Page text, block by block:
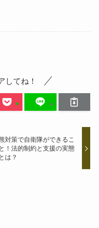
してね！
対策で自衛隊ができるこ
と！法的制約と支援の実態
とは？